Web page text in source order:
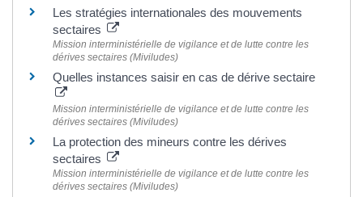
Les stratégies internationales des mouvements
sectaires
Mission interministérielle de vigilance et de lutte contre les
dérives sectaires (Miviludes)
Quelles instances saisir en cas de dérive sectaire
Mission interministérielle de vigilance et de lutte contre les
dérives sectaires (Miviludes)
La protection des mineurs contre les dérives
sectaires
Mission interministérielle de vigilance et de lutte contre les
dérives sectaires (Miviludes)